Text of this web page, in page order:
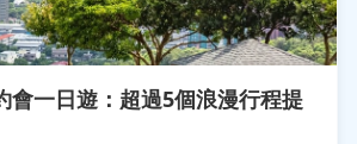
會一日遊：超過5個浪漫行程提